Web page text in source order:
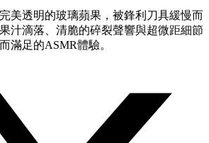
美透明的玻璃蘋果，被鋒利刀具緩慢而
汁滴落、清脆的碎裂聲響與超微距細節
滿足的ASMR體驗。